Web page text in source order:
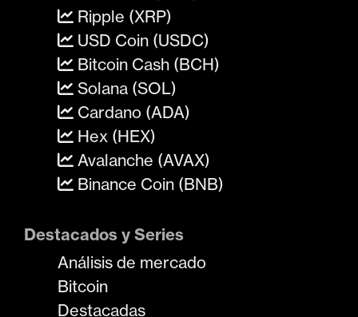
Ripple (XRP)
USD Coin (USDC)
Bitcoin Cash (BCH)
Solana (SOL)
Cardano (ADA)
Hex (HEX)
Avalanche (AVAX)
Binance Coin (BNB)
Destacados y Series
Análisis de mercado
Bitcoin
Destacadas